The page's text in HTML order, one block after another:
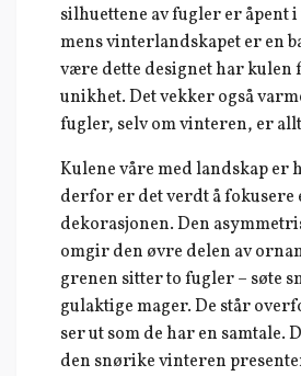
silhuettene av fugler er åpent
mens vinterlandskapet er en
være dette designet har kulen
unikhet. Det vekker også
fugler, selv om vinteren, er
Kulene våre med landskap er
derfor er det verdt å fokusere
dekorasjonen. Den
omgir den øvre delen av
grenen sitter to fugler – søte
gulaktige mager. De står
ser ut som de har en samtale.
den snørike vinteren